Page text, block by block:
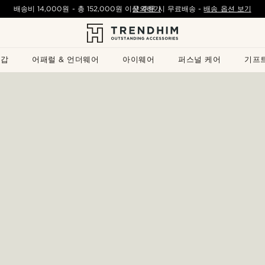
어패럴 & 언더웨어 아이웨어 퍼스널 케어 기프
배송비14,000원 - 총 152,000원 이상 주문 시 무료배송- 배송 옵션 보기
문의하기